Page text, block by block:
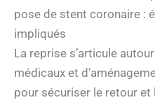
pose de stent coronaire :
impliqués
La reprise s’articule autour
médicaux et
pour sécuriser le retour